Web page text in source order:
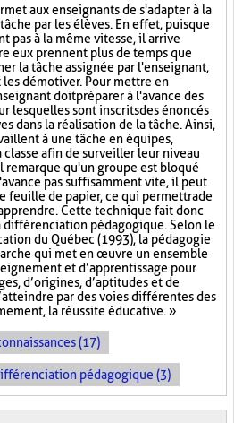
aux enseignants de s'adapter à la
par les élèves. En effet, puisque
pas à la même vitesse, il arrive
eux prennent plus de temps que
la tâche assignée par l'enseignant,
démotiver. Pour mettre en
doit préparer à l'avance des
lesquelles sont inscrits des énoncés
dans la réalisation de la tâche. Ainsi,
à une tâche en équipes,
afin de surveiller leur niveau
remarque qu'un groupe est bloqué
pas suffisamment vite, il peut
feuille de papier, ce qui permettra de
Cette technique fait donc
différenciation pédagogique. Selon le
du Québec (1993), la pédagogie
qui met en œuvre un ensemble
et d’apprentissage pour
d’origines, d’aptitudes et de
par des voies différentes des
la réussite éducative. »
(17)
pédagogique (3)